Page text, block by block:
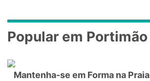
Popular em Portimão
Mantenha-se em Forma na Praia